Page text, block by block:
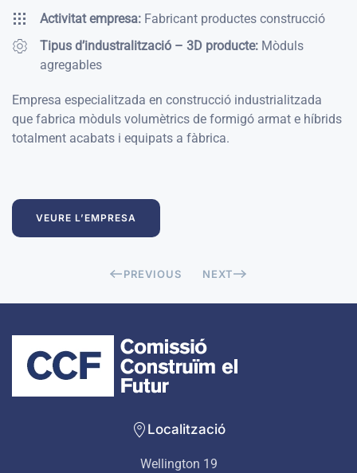
Activitat empresa: Fabricant productes construcció
Tipus d’industralització – 3D producte: Mòduls
agregables
Empresa especialitzada en construcció industrialitzada
que fabrica mòduls volumètrics de formigó armat e híbrids
totalment acabats i equipats a fàbrica.
VEURE L’EMPRESA
PREVIOUS NEXT
Localització
Wellington 19